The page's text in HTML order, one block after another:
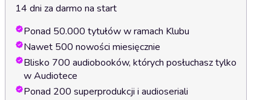
14 dni za darmo na start
Ponad 50.000 tytułów w ramach Klubu
Nawet 500 nowości miesięcznie
Blisko 700 audiobooków, których posłuchasz tylko
w Audiotece
Ponad 200 superprodukcji i audioseriali